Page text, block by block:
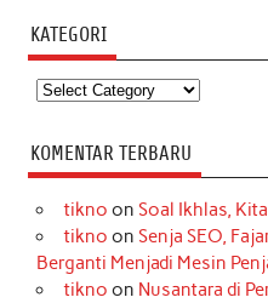
KATEGORI
Kategori
KOMENTAR TERBARU
tikno on Soal Ikhlas,
tikno on Senja SEO,
Berganti Menjadi Mesin
tikno on Nusantara di